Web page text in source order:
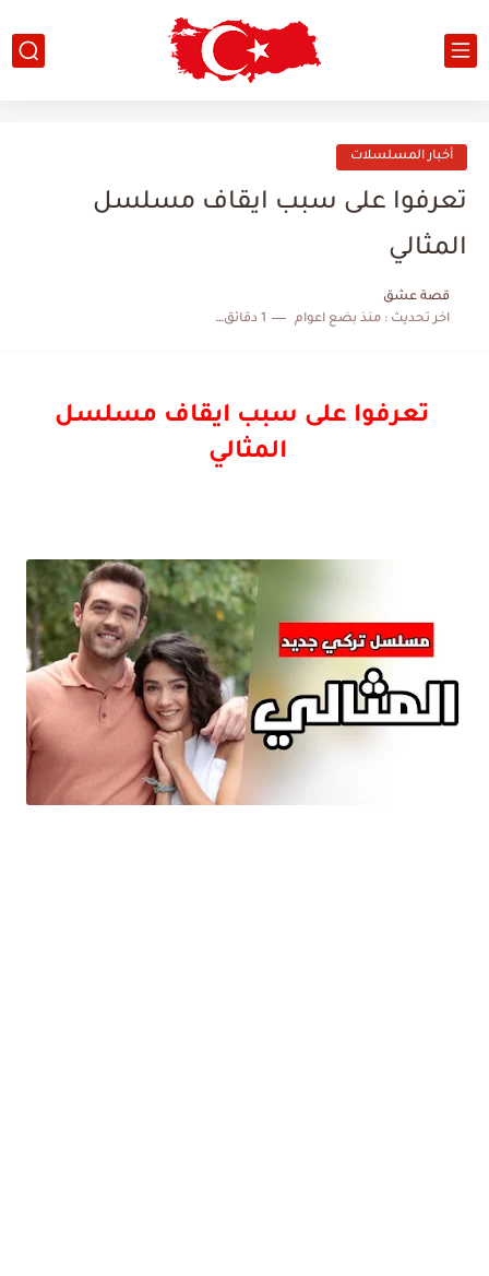
أخبار المسلسلات
تعرفوا على سبب ايقاف مسلسل
المثالي
قصة عشق
اخر تحديث :منذ بضع اعوام 1 دقائق للقراءة
تعرفوا على سبب ايقاف مسلسل
المثالي